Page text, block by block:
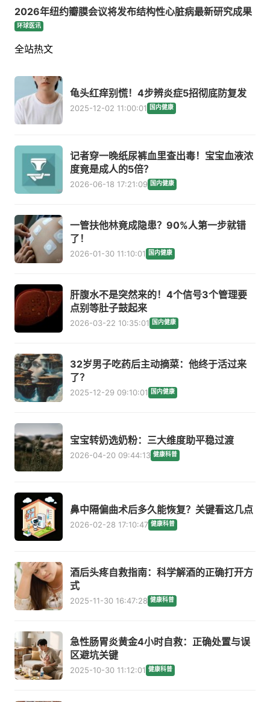
2026年纽约瓣膜会议将发布结构性心脏病最新研究成果
环球医讯
全站热文
龟头红痒别慌！4步辨炎症5招彻底防复发
2025-12-02 11:00:01 国内健康
记者穿一晚纸尿裤血里查出毒！宝宝血液浓
度竟是成人的5倍？
2026-06-18 17:21:09 国内健康
一管扶他林竟成隐患？90%人第一步就错
了！
2026-01-30 11:10:01 国内健康
肝腹水不是突然来的！4个信号3个管理要
点别等肚子鼓起来
2026-03-22 10:35:01 国内健康
32岁男子吃药后主动摘菜：他终于活过来
了？
2025-12-29 09:10:01 国内健康
宝宝转奶选奶粉：三大维度助平稳过渡
2026-04-20 09:44:13 健康科普
鼻中隔偏曲术后多久能恢复？关键看这几点
2026-02-28 17:10:47 健康科普
酒后头疼自救指南：科学解酒的正确打开方
式
2025-11-30 16:47:28 健康科普
急性肠胃炎黄金4小时自救：正确处置与误
区避坑关键
2025-10-30 11:12:01 健康科普